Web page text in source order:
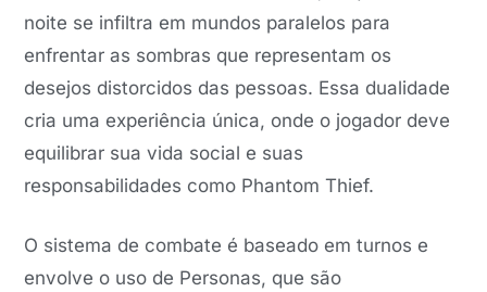
noite se infiltra em mundos paralelos para
enfrentar as sombras que representam os
desejos distorcidos das pessoas. Essa dualidade
cria uma experiência única, onde o jogador deve
equilibrar sua vida social e suas
responsabilidades como Phantom Thief.
O sistema de combate é baseado em turnos e
envolve o uso de Personas, que são